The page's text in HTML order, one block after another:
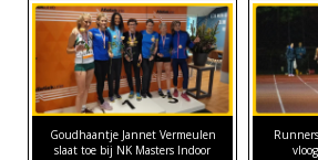
Goudhaantje Jannet Vermeulen
slaat toe bij NK Masters Indoor